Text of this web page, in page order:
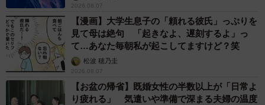
2026.08.07
【漫画】大学生息子の「頼れる彼氏」っぷりを
見て母は絶句 「起きなよ、遅刻するよ」っ
て…あなた毎朝私が起こしてますけど？笑
松波 穂乃圭
2026.08.07
【お盆の帰省】既婚女性の半数以上が「日常よ
り疲れる」 気遣いや準備で深まる夫婦の温度